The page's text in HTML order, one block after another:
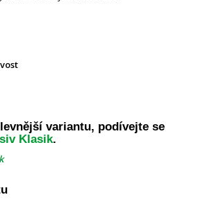
variantu, podívejte se
Klasik.